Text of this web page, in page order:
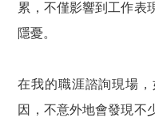
累，不僅影響到工作表
隱憂。
在我的職涯諮詢現場
因，不意外地會發現不